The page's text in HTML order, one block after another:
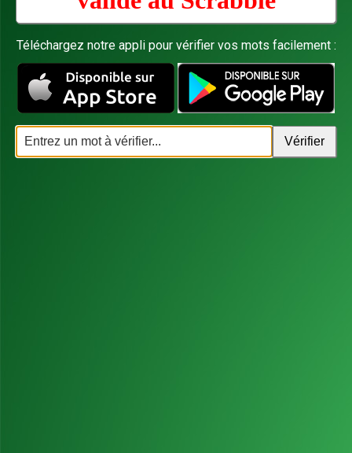
Téléchargez notre appli pour vérifier vos mots facilement :